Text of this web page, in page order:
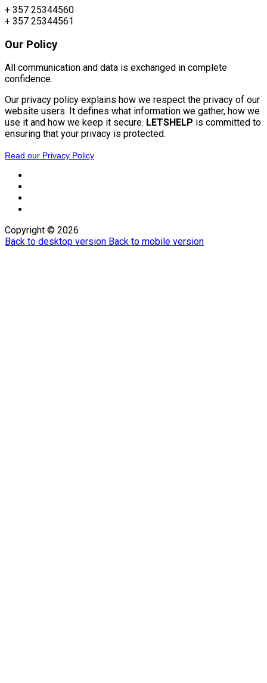
+ 357 25344560
+ 357 25344561
Our Policy
All communication and data is exchanged in complete
confidence.
Our privacy policy explains how we respect the privacy of our
website users. It defines what information we gather, how we
use it and how we keep it secure. LETSHELP is committed to
ensuring that your privacy is protected.
Read our Privacy Policy
Copyright © 2026
Back to desktop version Back to mobile version